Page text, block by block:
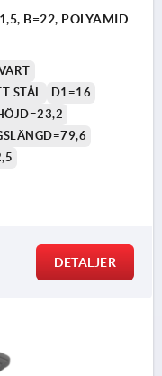
B=22, POLYAMID
STÅL
D1=16
DETALJER